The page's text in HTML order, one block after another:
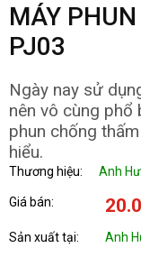
MÁY
PJ03
Ngày nay sử
nên vô cùng phổ
phun chống
hiểu.
Thương hiệu: Anh
Giá bán:
Sản xuất tại:
Anh